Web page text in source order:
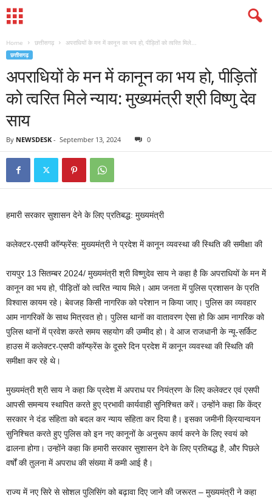
Home छत्तीसगढ़ अपराधियों के मन में कानून का भय हो, पीड़ितों को त्वरित मिले...
छत्तीसगढ़
अपराधियों के मन में कानून का भय हो, पीड़ितों
को त्वरित मिले न्याय: मुख्यमंत्री श्री विष्णु देव
साय
By NEWSDESK - September 13, 2024 0
हमारी सरकार सुशासन देने के लिए प्रतिबद्ध: मुख्यमंत्री
कलेक्टर-एसपी कॉन्फ्रेंस: मुख्यमंत्री ने प्रदेश में कानून व्यवस्था की स्थिति की समीक्षा की
रायपुर 13 सितम्बर 2024/ मुख्यमंत्री श्री विष्णुदेव साय ने कहा है कि अपराधियों के मन मेें
कानून का भय हो, पीड़ितों को त्वरित न्याय मिले। आम जनता में पुलिस प्रशासन के प्रति
विश्वास कायम रहे। बेवजह किसी नागरिक को परेशान न किया जाए। पुलिस का व्यवहार
आम नागरिकों के साथ मित्रवत हो। पुलिस थानों का वातावरण ऐसा हो कि आम नागरिक को
पुलिस थानों में प्रवेश करते समय सहयोग की उम्मीद हो। वे आज राजधानी के न्यू-सर्किट
हाउस में कलेक्टर-एसपी कॉन्फ्रेंस के दूसरे दिन प्रदेश में कानून व्यवस्था की स्थिति की
समीक्षा कर रहे थे।
मुख्यमंत्री श्री साय ने कहा कि प्रदेश में अपराध पर नियंत्रण के लिए कलेक्टर एवं एसपी
आपसी समन्वय स्थापित करते हुए प्रभावी कार्यवाही सुनिश्चित करें। उन्होंने कहा कि केंद्र
सरकार ने दंड संहिता को बदल कर न्याय संहिता कर दिया है। इसका जमीनी क्रियान्वयन
सुनिश्चित करते हुए पुलिस को इन नए कानूनों के अनुरूप कार्य करने के लिए स्वयं को
ढालना होगा। उन्होंने कहा कि हमारी सरकार सुशासन देने के लिए प्रतिबद्ध है, और पिछले
वर्षों की तुलना में अपराध की संख्या में कमी आई है।
राज्य में नए सिरे से सोशल पुलिसिंग को बढ़ावा दिए जाने की जरूरत – मुख्यमंत्री ने कहा